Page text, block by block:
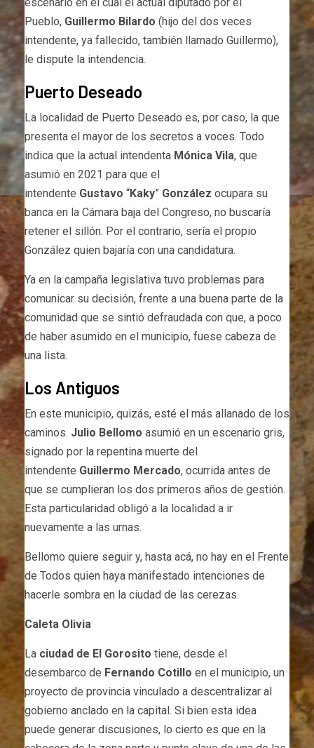
Pueblo, Guillermo Bilardo (hijo del dos veces
intendente, ya fallecido, también llamado Guillermo),
le dispute la intendencia.
Puerto Deseado
La localidad de Puerto Deseado es, por caso, la que
presenta el mayor de los secretos a voces. Todo
indica que la actual intendenta Mónica Vila, que
asumió en 2021 para que el
intendente Gustavo “Kaky” González ocupara su
banca en la Cámara baja del Congreso, no buscaría
retener el sillón. Por el contrario, sería el propio
González quien bajaría con una candidatura.
Ya en la campaña legislativa tuvo problemas para
comunicar su decisión, frente a una buena parte de la
comunidad que se sintió defraudada con que, a poco
de haber asumido en el municipio, fuese cabeza de
una lista.
Los Antiguos
En este municipio, quizás, esté el más allanado de los
caminos. Julio Bellomo asumió en un escenario gris,
signado por la repentina muerte del
intendente Guillermo Mercado, ocurrida antes de
que se cumplieran los dos primeros años de gestión.
Esta particularidad obligó a la localidad a ir
nuevamente a las urnas.
Bellomo quiere seguir y, hasta acá, no hay en el Frente
de Todos quien haya manifestado intenciones de
hacerle sombra en la ciudad de las cerezas.
Caleta Olivia
La ciudad de El Gorosito tiene, desde el
desembarco de Fernando Cotillo en el municipio, un
proyecto de provincia vinculado a descentralizar al
gobierno anclado en la capital. Si bien esta idea
puede generar discusiones, lo cierto es que en la